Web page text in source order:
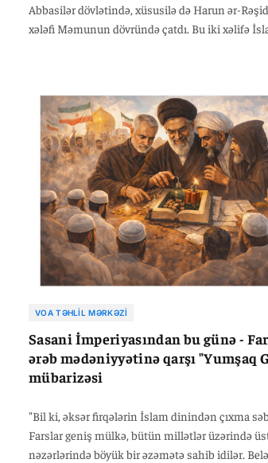
Abbasilər dövlətində, xüsusilə də Harun ər-
xələfi Məmunun dövründə çatdı. Bu iki xəlifə
Həzrət Məhəmmədin bioqrafiyası (daha sonra
tərəfindən yenidən yazılmışdır) İslam
tarix əsəri sayılır. Ondan sonra İbn
qərbdəki bölgələrin fəthindən bəhs edən
VOA TƏHLIL MƏRKƏZI
Sasani İmperiyasından bu günə -
ərəb mədəniyyətinə qarşı "Yumşaq
mübarizəsi
"Bil ki, əksər firqələrin İslam dinindən çıxma
Farslar geniş mülkə, bütün millətlər üzərində
nəzərlərində böyük bir əzəmətə sahib idilər.